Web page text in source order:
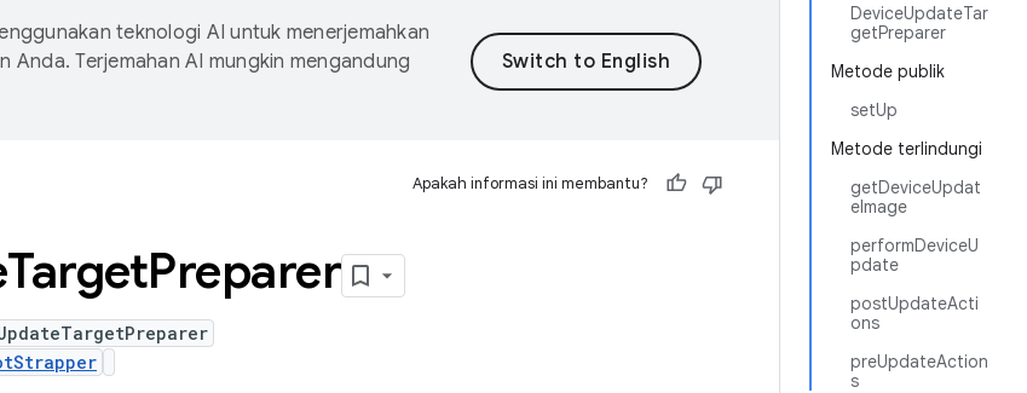
DeviceUpdateTar
getPreparer
Metode publik
setUp
Metode terlindungi
getDeviceUpdat
eImage
performDeviceU
pdate
postUpdateActi
ons
preUpdateAction
s
teknologi AI untuk menerjemahkan
Anda. Terjemahan AI mungkin mengandung
Apakah informasi ini membantu?
TargetPreparer